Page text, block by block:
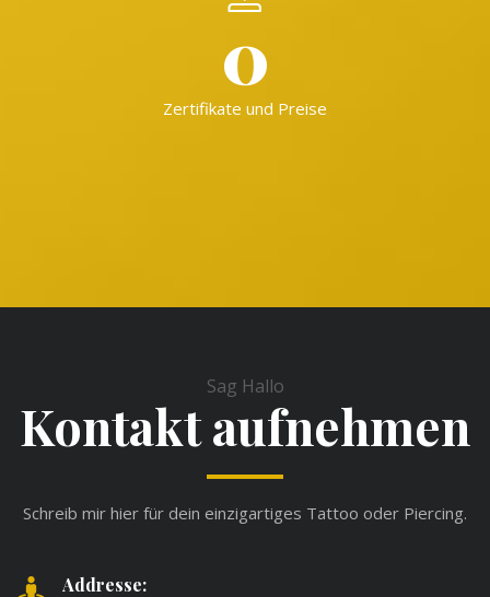
0
Zertifikate und Preise
Sag Hallo
Kontakt aufnehmen
Schreib mir hier für dein einzigartiges Tattoo oder Piercing.
Addresse: